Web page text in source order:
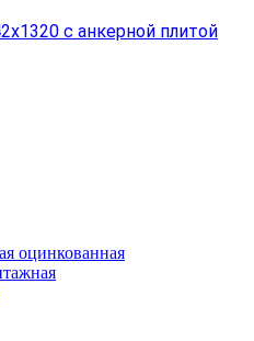
с анкерной плитой
оцинкованная